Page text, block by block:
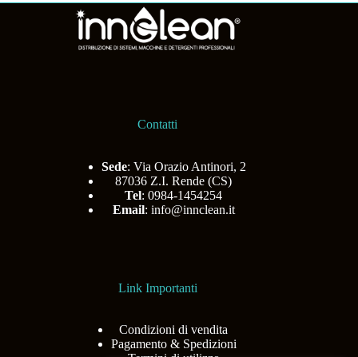
Contatti
Sede: Via Orazio Antinori, 2
87036 Z.I. Rende (CS)
Tel: 0984-1454254
Email: info@innclean.it
Link Importanti
Condizioni di vendita
Pagamento & Spedizioni